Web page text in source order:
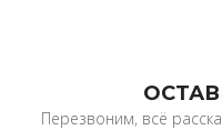
Перезвоним, всё